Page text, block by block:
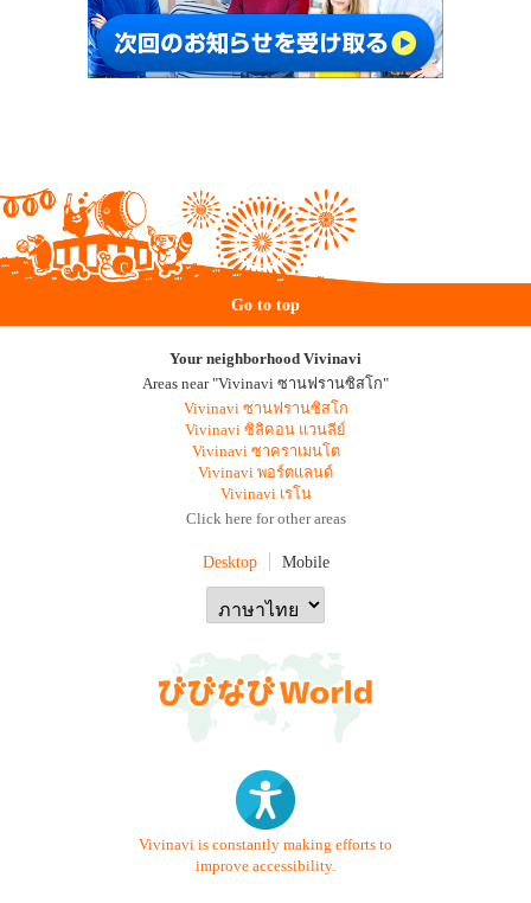
Go to top
Your neighborhood Vivinavi
Areas near "Vivinavi ซานฟรานซิสโก"
Vivinavi ซานฟรานซิสโก
Vivinavi ซิลิคอน แวนลีย์
Vivinavi ซาคราเมนโต
Vivinavi พอร์ตแลนด์
Vivinavi เรโน
Click here for other areas
Desktop Mobile
Vivinavi is constantly making efforts to
improve accessibility.